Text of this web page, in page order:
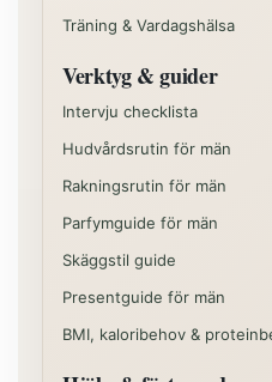
Träning & Vardagshälsa
Verktyg & guider
Intervju checklista
Hudvårdsrutin för män
Rakningsrutin för män
Parfymguide för män
Skäggstil guide
Presentguide för män
BMI, kaloribehov &